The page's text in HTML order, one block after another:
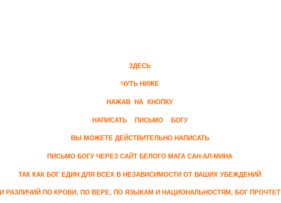
ЗДЕСЬ
ЧУТЬ НИЖЕ
НАЖАВ НА КНОПКУ
НАПИСАТЬ ПИСЬМО БОГУ
ВЫ МОЖЕТЕ ДЕЙСТВИТЕЛЬНО НАПИСАТЬ
ПИСЬМО БОГУ ЧЕРЕЗ САЙТ БЕЛОГО МАГА САН-АЛ-МИНА
ТАК КАК БОГ ЕДИН ДЛЯ ВСЕХ В НЕЗАВИСИМОСТИ ОТ ВАШИХ УБЕЖДЕНИЙ
И РАЗЛИЧИЙ ПО КРОВИ, ПО ВЕРЕ, ПО ЯЗЫКАМ И НАЦИОНАЛЬНОСТЯМ, БОГ ПРОЧТЕТ